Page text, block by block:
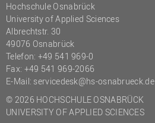
Hochschule Osnabrück
University of Applied Sciences
Albrechtstr. 30
49076 Osnabrück
Telefon: +49 541 969-0
Fax: +49 541 969-2066
E-Mail: servicedesk@hs-osnabrueck.de
© 2026 HOCHSCHULE OSNABRÜCK
UNIVERSITY OF APPLIED SCIENCES